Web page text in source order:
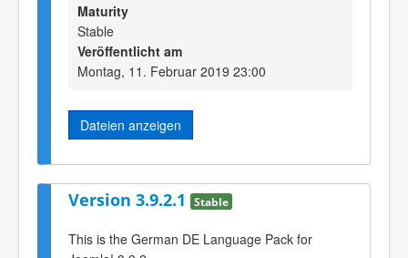
Maturity
Stable
Veröffentlicht am
Montag, 11. Februar 2019 23:00
Dateien anzeigen
Version 3.9.2.1 Stable
This is the German DE Language Pack for